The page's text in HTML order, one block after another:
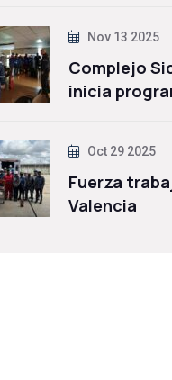
Nov 13 2025
Complejo
inicia
Oct 29 2025
Fuerza
Valencia